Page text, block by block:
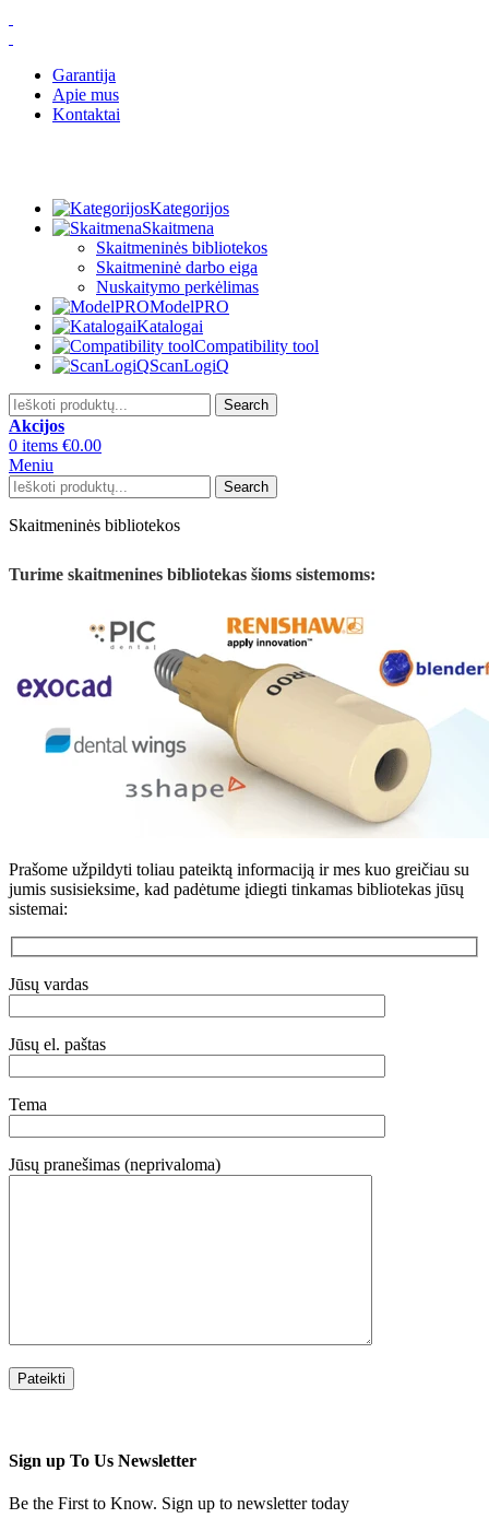
Garantija
Apie mus
Kontaktai
Kategorijos
Skaitmena
Skaitmeninės bibliotekos
Skaitmeninė darbo eiga
Nuskaitymo perkėlimas
ModelPRO
Katalogai
Compatibility tool
ScanLogiQ
Search
Akcijos
0 items €0.00
Meniu
Search
Skaitmeninės bibliotekos
Turime skaitmenines bibliotekas šioms sistemoms:
Prašome užpildyti toliau pateiktą informaciją ir mes kuo greičiau su
jumis susisieksime, kad padėtume įdiegti tinkamas bibliotekas jūsų
sistemai:
Jūsų vardas
Jūsų el. paštas
Tema
Jūsų pranešimas (neprivaloma)
Sign up To Us Newsletter
Be the First to Know. Sign up to newsletter today